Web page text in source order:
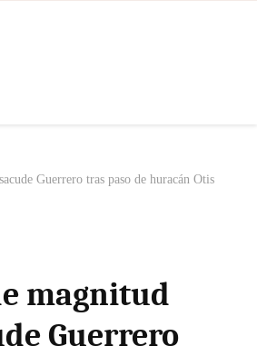
Guerrero tras paso de huracán Otis
magnitud
Guerrero